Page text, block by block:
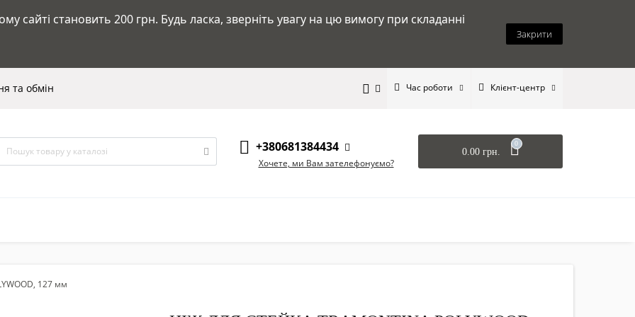
сайті становить 200 грн. Будь ласка, зверніть увагу на цю вимогу при складанні
Закрити
та обмін Час роботи Клієнт-центр
+380681384434
Хочете, ми Вам зателефонуємо?
0.00 грн.
0
127 мм